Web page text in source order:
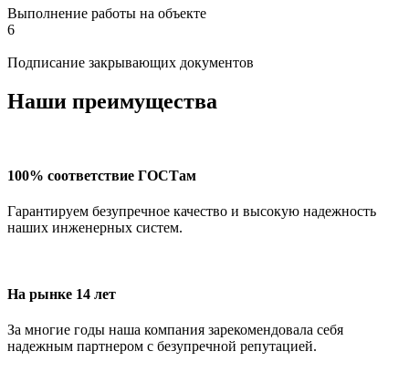
Выполнение работы на объекте
6
Подписание закрывающих документов
Наши преимущества
100% соответствие ГОСТам
Гарантируем безупречное качество и высокую надежность
наших инженерных систем.
На рынке 14 лет
За многие годы наша компания зарекомендовала себя
надежным партнером с безупречной репутацией.